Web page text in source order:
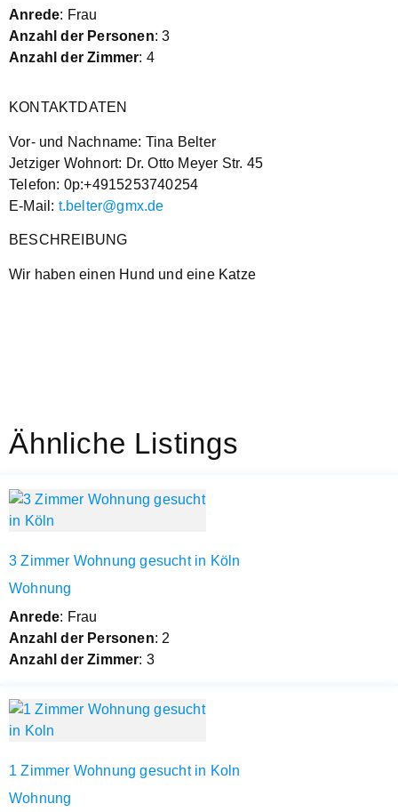
Anrede: Frau
Anzahl der Personen: 3
Anzahl der Zimmer: 4
KONTAKTDATEN
Vor- und Nachname: Tina Belter
Jetziger Wohnort: Dr. Otto Meyer Str. 45
Telefon: 0p:+4915253740254
E-Mail: t.belter@gmx.de
BESCHREIBUNG
Wir haben einen Hund und eine Katze
Ähnliche Listings
3 Zimmer Wohnung gesucht in Köln
Wohnung
Anrede: Frau
Anzahl der Personen: 2
Anzahl der Zimmer: 3
1 Zimmer Wohnung gesucht in Koln
Wohnung